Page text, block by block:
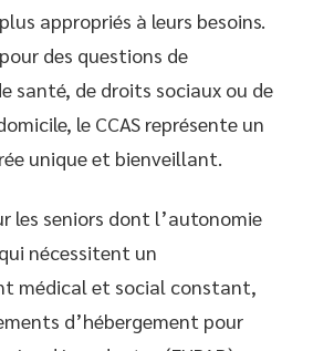
appropriés à leurs besoins.
des questions de
santé, de droits sociaux ou de
le CCAS représente un
unique et bienveillant.
les seniors dont l’autonomie
nécessitent un
médical et social constant,
d’hébergement pour